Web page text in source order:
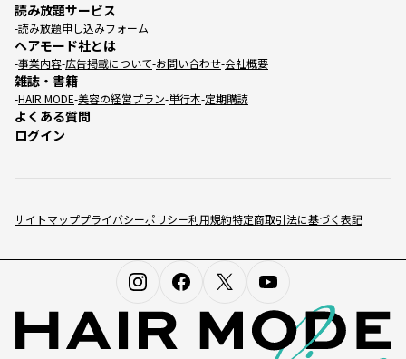
サイトマッププライバシーポリシー利用規約特定商取引法に基づく表記
読み放題サービス
読み放題申し込みフォーム
ヘアモード社とは
事業内容 広告掲載について お問い合わせ 会社概要
雑誌・書籍
HAIR MODE 美容の経営プラン 単行本 定期購読
よくある質問
ログイン